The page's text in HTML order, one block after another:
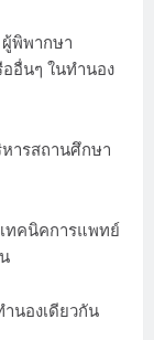
พิพากษา
อื่นๆ ในทำนอง
ารสถานศึกษา
ทคนิคการแพทย์
นองเดียวกัน